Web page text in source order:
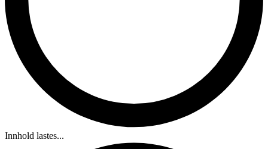
Innhold lastes...